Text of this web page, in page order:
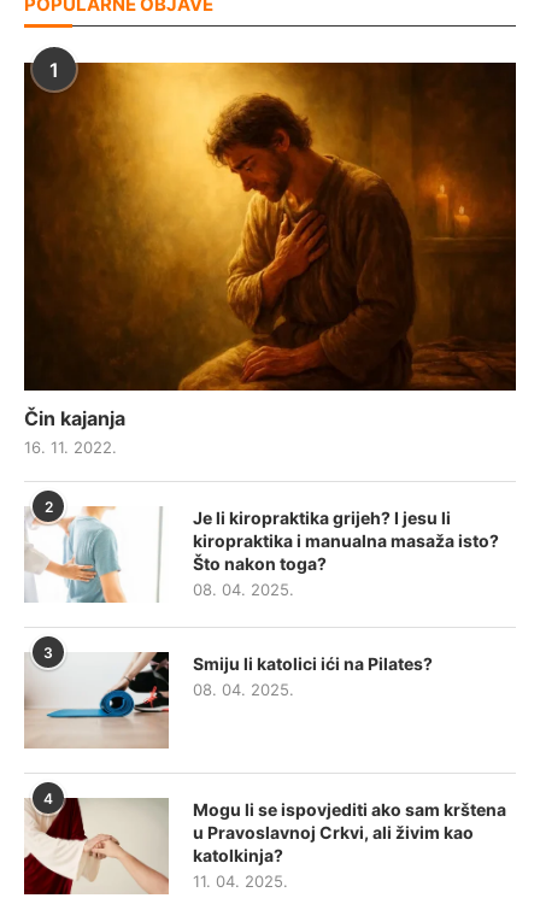
POPULARNE OBJAVE
1
Čin kajanja
16. 11. 2022.
2
Je li kiropraktika grijeh? I jesu li
kiropraktika i manualna masaža isto?
Što nakon toga?
08. 04. 2025.
3
Smiju li katolici ići na Pilates?
08. 04. 2025.
4
Mogu li se ispovjediti ako sam krštena
u Pravoslavnoj Crkvi, ali živim kao
katolkinja?
11. 04. 2025.